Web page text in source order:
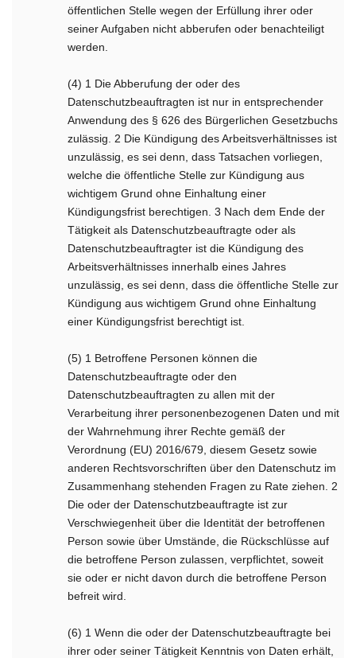
öffentlichen Stelle wegen der Erfüllung ihrer oder
seiner Aufgaben nicht abberufen oder benachteiligt
werden.
(4) 1 Die Abberufung der oder des
Datenschutzbeauftragten ist nur in entsprechender
Anwendung des § 626 des Bürgerlichen Gesetzbuchs
zulässig. 2 Die Kündigung des Arbeitsverhältnisses ist
unzulässig, es sei denn, dass Tatsachen vorliegen,
welche die öffentliche Stelle zur Kündigung aus
wichtigem Grund ohne Einhaltung einer
Kündigungsfrist berechtigen. 3 Nach dem Ende der
Tätigkeit als Datenschutzbeauftragte oder als
Datenschutzbeauftragter ist die Kündigung des
Arbeitsverhältnisses innerhalb eines Jahres
unzulässig, es sei denn, dass die öffentliche Stelle zur
Kündigung aus wichtigem Grund ohne Einhaltung
einer Kündigungsfrist berechtigt ist.
(5) 1 Betroffene Personen können die
Datenschutzbeauftragte oder den
Datenschutzbeauftragten zu allen mit der
Verarbeitung ihrer personenbezogenen Daten und mit
der Wahrnehmung ihrer Rechte gemäß der
Verordnung (EU) 2016/679, diesem Gesetz sowie
anderen Rechtsvorschriften über den Datenschutz im
Zusammenhang stehenden Fragen zu Rate ziehen. 2
Die oder der Datenschutzbeauftragte ist zur
Verschwiegenheit über die Identität der betroffenen
Person sowie über Umstände, die Rückschlüsse auf
die betroffene Person zulassen, verpflichtet, soweit
sie oder er nicht davon durch die betroffene Person
befreit wird.
(6) 1 Wenn die oder der Datenschutzbeauftragte bei
ihrer oder seiner Tätigkeit Kenntnis von Daten erhält,